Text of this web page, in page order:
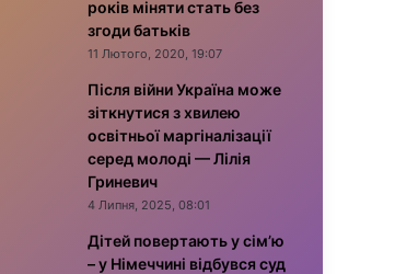
років міняти стать без
згоди батьків
11 Лютого, 2020, 19:07
Після війни Україна може
зіткнутися з хвилею
освітньої маргіналізації
серед молоді — Лілія
Гриневич
4 Липня, 2025, 08:01
Дітей повертають у сім’ю
– у Німеччині відбувся суд